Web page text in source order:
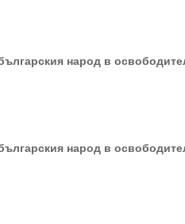
народ в
народ в